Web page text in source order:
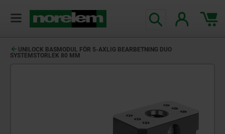
UNILOCK BASMODUL FÖR 5-AXLIG BEARBETNING DUO
SYSTEMSTORLEK 80 MM